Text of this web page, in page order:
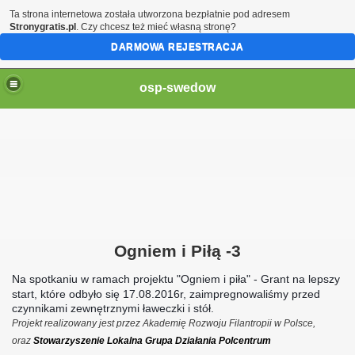
osp-swedow
Ogniem i Piłą -3
Na spotkaniu w ramach projektu "Ogniem i piła" - Grant na lepszy
start, które odbyło się 17.08.2016r, zaimpregnowaliśmy przed
czynnikami zewnętrznymi ławeczki i stół.
Projekt realizowany jest przez Akademię Rozwoju Filantropii w Polsce,
oraz Stowarzyszenie Lokalna Grupa Działania Polcentrum
Ta strona internetowa została utworzona bezpłatnie pod adresem
Stronygratis.pl . Czy chcesz też mieć własną stronę?
DARMOWA REJESTRACJA